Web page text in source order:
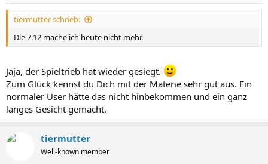
tiermutter schrieb:
Die 7.12 mache ich heute nicht mehr.
Jaja, der Spieltrieb hat wieder gesiegt.
Zum Glück kennst du Dich mit der Materie sehr gut aus. Ein
normaler User hätte das nicht hinbekommen und ein ganz
langes Gesicht gemacht.
tiermutter
Well-known member